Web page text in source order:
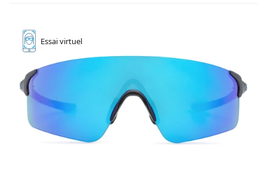
Essaivirtuel